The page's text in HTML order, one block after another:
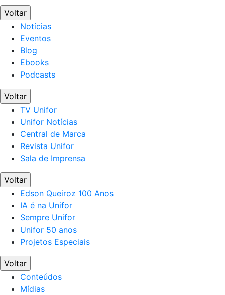
Voltar
Notícias
Eventos
Blog
Ebooks
Podcasts
Voltar
TV Unifor
Unifor Notícias
Central de Marca
Revista Unifor
Sala de Imprensa
Voltar
Edson Queiroz 100 Anos
IA é na Unifor
Sempre Unifor
Unifor 50 anos
Projetos Especiais
Voltar
Conteúdos
Mídias